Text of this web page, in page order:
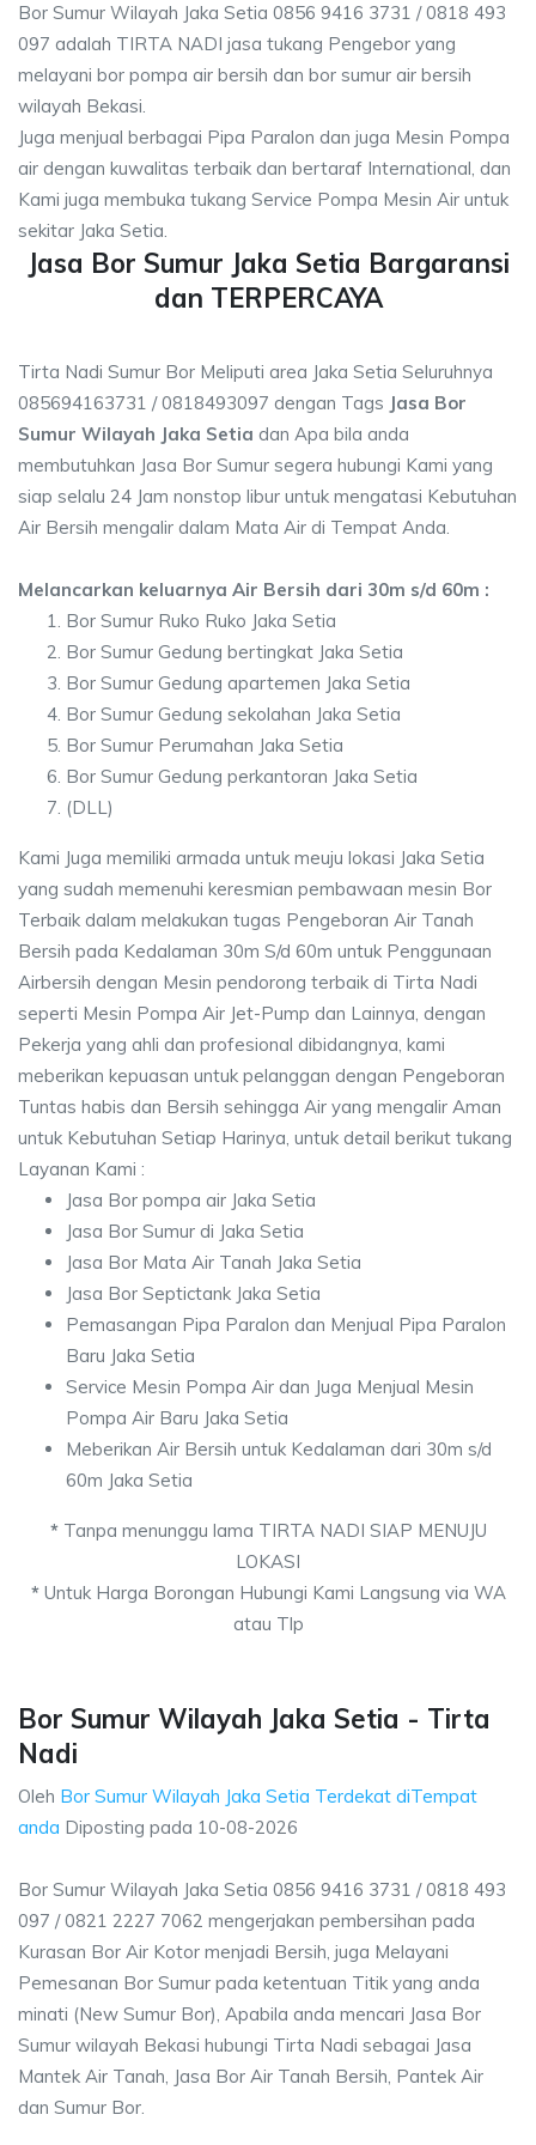
Bor Sumur Wilayah Jaka Setia 0856 9416 3731 / 0818 493
097 adalah TIRTA NADI jasa tukang Pengebor yang
melayani bor pompa air bersih dan bor sumur air bersih
wilayah Bekasi.
Juga menjual berbagai Pipa Paralon dan juga Mesin Pompa
air dengan kuwalitas terbaik dan bertaraf International, dan
Kami juga membuka tukang Service Pompa Mesin Air untuk
sekitar Jaka Setia.
Jasa Bor Sumur Jaka Setia Bargaransi
dan TERPERCAYA
Tirta Nadi Sumur Bor Meliputi area Jaka Setia Seluruhnya
085694163731 / 0818493097 dengan Tags Jasa Bor
Sumur Wilayah Jaka Setia dan Apa bila anda
membutuhkan Jasa Bor Sumur segera hubungi Kami yang
siap selalu 24 Jam nonstop libur untuk mengatasi Kebutuhan
Air Bersih mengalir dalam Mata Air di Tempat Anda.
Melancarkan keluarnya Air Bersih dari 30m s/d 60m :
Bor Sumur Ruko Ruko Jaka Setia
Bor Sumur Gedung bertingkat Jaka Setia
Bor Sumur Gedung apartemen Jaka Setia
Bor Sumur Gedung sekolahan Jaka Setia
Bor Sumur Perumahan Jaka Setia
Bor Sumur Gedung perkantoran Jaka Setia
(DLL)
Kami Juga memiliki armada untuk meuju lokasi Jaka Setia
yang sudah memenuhi keresmian pembawaan mesin Bor
Terbaik dalam melakukan tugas Pengeboran Air Tanah
Bersih pada Kedalaman 30m S/d 60m untuk Penggunaan
Airbersih dengan Mesin pendorong terbaik di Tirta Nadi
seperti Mesin Pompa Air Jet-Pump dan Lainnya, dengan
Pekerja yang ahli dan profesional dibidangnya, kami
meberikan kepuasan untuk pelanggan dengan Pengeboran
Tuntas habis dan Bersih sehingga Air yang mengalir Aman
untuk Kebutuhan Setiap Harinya, untuk detail berikut tukang
Layanan Kami :
Jasa Bor pompa air Jaka Setia
Jasa Bor Sumur di Jaka Setia
Jasa Bor Mata Air Tanah Jaka Setia
Jasa Bor Septictank Jaka Setia
Pemasangan Pipa Paralon dan Menjual Pipa Paralon
Baru Jaka Setia
Service Mesin Pompa Air dan Juga Menjual Mesin
Pompa Air Baru Jaka Setia
Meberikan Air Bersih untuk Kedalaman dari 30m s/d
60m Jaka Setia
*Tanpa menunggu lama TIRTA NADI SIAP MENUJU
LOKASI
*Untuk Harga Borongan Hubungi Kami Langsung via WA
atau Tlp
Bor Sumur Wilayah Jaka Setia - Tirta
Nadi
Oleh Bor Sumur Wilayah Jaka Setia Terdekat diTempat
anda Diposting pada 10-08-2026
Bor Sumur Wilayah Jaka Setia 0856 9416 3731 / 0818 493
097 / 0821 2227 7062 mengerjakan pembersihan pada
Kurasan Bor Air Kotor menjadi Bersih, juga Melayani
Pemesanan Bor Sumur pada ketentuan Titik yang anda
minati (New Sumur Bor), Apabila anda mencari Jasa Bor
Sumur wilayah Bekasi hubungi Tirta Nadi sebagai Jasa
Mantek Air Tanah, Jasa Bor Air Tanah Bersih, Pantek Air
dan Sumur Bor.